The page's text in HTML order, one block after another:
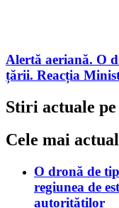
Alertă aeriană. O
țării. Reacția
Stiri actuale
Cele mai
O dronă de
regiunea de
autorităților